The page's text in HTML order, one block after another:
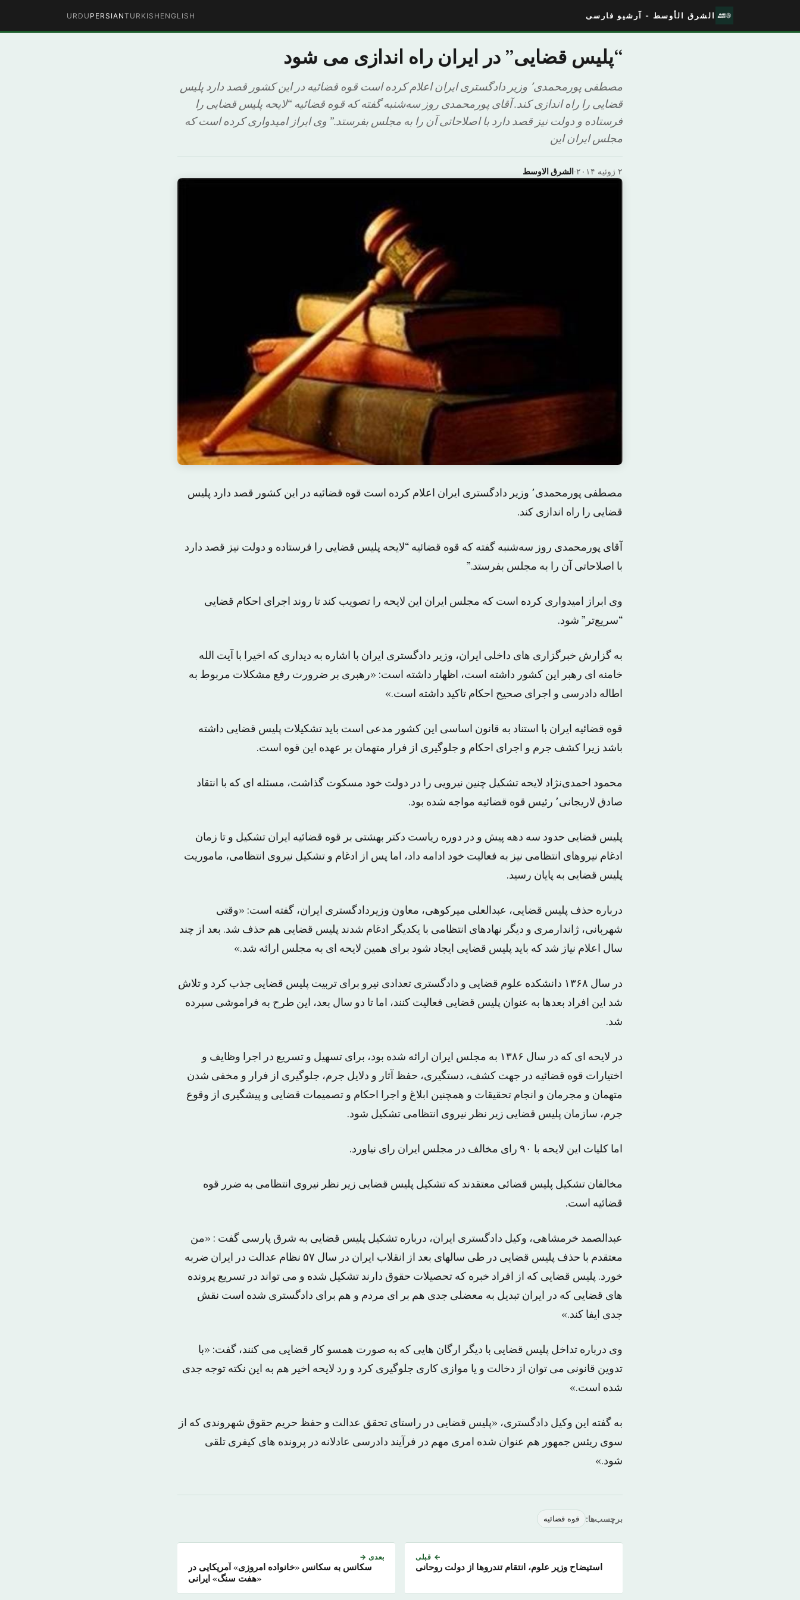
الشرق الأوسط - آرشیو فارسی ENGLISH
TURKISH
PERSIAN
URDU
“پلیس قضایی” در ایران راه اندازی می شود
مصطفی‌ پورمحمدی٬ وزیر دادگستری ایران اعلام کرده است قوه قضائیه در این کشور قصد دارد پلیس
قضایی را راه اندازی کند. آقای پورمحمدی روز سه‌شنبه گفته که قوه قضائیه “لایحه پلیس قضایی را
فرستاده و دولت نیز قصد دارد با اصلاحاتی آن را به مجلس بفرستد.” وی ابراز امیدواری کرده است که
مجلس ایران این
الشرق الاوسط· ۲ ژوئیه ۲۰۱۴
مصطفی‌ پورمحمدی٬ وزیر دادگستری ایران اعلام کرده است قوه قضائیه در این کشور قصد دارد پلیس
قضایی را راه اندازی کند.
آقای پورمحمدی روز سه‌شنبه گفته که قوه قضائیه “لایحه پلیس قضایی را فرستاده و دولت نیز قصد دارد
با اصلاحاتی آن را به مجلس بفرستد.”
وی ابراز امیدواری کرده است که مجلس ایران این لایحه را تصویب کند تا روند اجرای احکام قضایی
“سریع‌تر” شود.
به گزارش خبرگزاری های داخلی ایران، وزیر دادگستری ایران با اشاره به دیداری که اخیرا با آیت الله
خامنه ای رهبر این کشور داشته است، اظهار داشته است: «رهبری بر ضرورت رفع مشکلات مربوط به
اطاله دادرسی و اجرای صحیح احکام تاکید داشته است.»
قوه قضائیه ایران با استناد به قانون اساسی این کشور مدعی است باید تشکیلات پلیس قضایی داشته
باشد زیرا کشف جرم و اجرای احکام و جلوگیری از فرار متهمان بر عهده این قوه است.
محمود احمدی‌نژاد لایحه تشکیل چنین نیرویی را در دولت خود مسکوت گذاشت، مسئله ای که با انتقاد
صادق لاریجانی٬ رئیس قوه قضائیه مواجه شده بود.
پلیس قضایی حدود سه دهه پیش و در دوره ریاست دکتر بهشتی بر قوه قضائیه ایران تشکیل و تا زمان
ادغام نیروهای انتظامی نیز به فعالیت خود ادامه داد، اما پس از ادغام و تشکیل نیروی انتظامی، ماموریت
پلیس قضایی به پایان رسید.
درباره حذف پلیس قضایی، عبدالعلی میرکوهی، معاون وزیردادگستری ایران، گفته است: «وقتی
شهربانی، ژاندارمری و دیگر نهادهای انتظامی با یکدیگر ادغام شدند پلیس قضایی هم حذف شد. بعد از چند
سال اعلام نیاز شد که باید پلیس قضایی ایجاد شود برای همین لایحه ای به مجلس ارائه شد.»
در سال ۱۳۶۸ دانشکده علوم قضایی و دادگستری تعدادی نیرو برای تربیت پلیس قضایی جذب کرد و تلاش
شد این افراد بعد‌ها به عنوان پلیس قضایی فعالیت کنند، اما تا دو سال بعد، این طرح به فراموشی سپرده
شد.
در لایحه ای که در سال ۱۳۸۶ به مجلس ایران ارائه شده بود، برای تسهیل و تسریع در اجرا وظایف و
اختیارات قوه قضائیه در جهت کشف، دستگیری، حفظ آثار و دلایل جرم، جلوگیری از فرار و مخفی شدن
متهمان و مجرمان و انجام تحقیقات و همچنین ابلاغ و اجرا احکام و تصمیمات قضایی و پیشگیری از وقوع
جرم، سازمان پلیس قضایی زیر نظر نیروی انتظامی تشکیل شود.
اما کلیات این لایحه با ۹۰ رای مخالف در مجلس ایران رای نیاورد.
مخالفان تشکیل پلیس قضائی معتقدند که تشکیل پلیس قضایی زیر نظر نیروی انتظامی به ضرر قوه
قضائیه است.
عبدالصمد خرمشاهی، وکیل دادگستری ایران، درباره تشکیل پلیس قضایی به شرق پارسی گفت : «من
معتقدم با حذف پلیس قضایی در طی سالهای بعد از انقلاب ایران در سال ۵۷ نظام عدالت در ایران ضربه
خورد. پلیس قضایی که از افراد خبره که تحصیلات حقوق دارند تشکیل شده و می تواند در تسریع پرونده
های قضایی که در ایران تبدیل به معضلی جدی هم بر ای مردم و هم برای دادگستری شده است نقش
جدی ایفا کند.»
وی درباره تداخل پلیس قضایی با دیگر ارگان هایی که به صورت همسو کار قضایی می کنند، گفت: «با
تدوین قانونی می توان از دخالت و یا موازی کاری جلوگیری کرد و رد لایحه اخیر هم به این نکته توجه جدی
شده است.»
به گفته این وکیل دادگستری، «پلیس قضایی در راستای تحقق عدالت و حفظ حریم حقوق شهروندی که از
سوی ریئس جمهور هم عنوان شده امری مهم در فرآیند دادرسی عادلانه در پرونده‌ های کیفری تلقی
شود.»
برچسب‌ها: قوه قضائیه
← قبلی
استیضاح وزیر علوم، انتقام تندروها از دولت روحانی
بعدی →
سکانس به سکانس «خانواده امروزی» آمریکایی در
«هفت سنگ» ایرانی